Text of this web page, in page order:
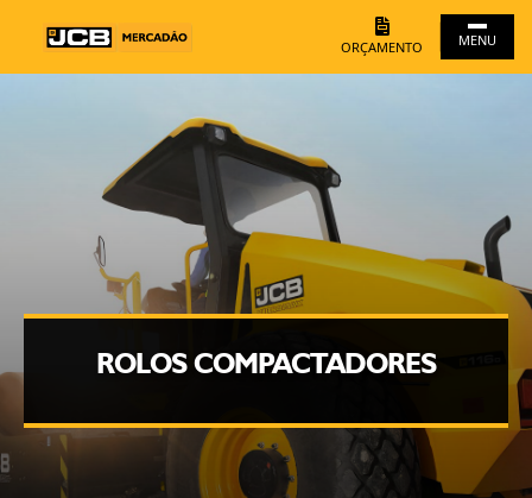
ORÇAMENTO MENU
ROLOS COMPACTADORES